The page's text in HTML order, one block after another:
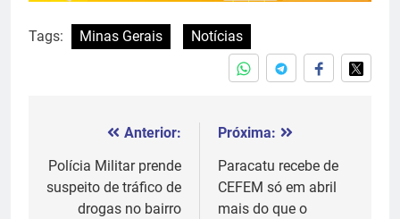
Tags: Minas Gerais Notícias
Navegação
de
Post
Anterior:
Polícia Militar prende
suspeito de tráfico de
drogas no bairro
Próxima:
Paracatu recebe de
CEFEM só em abril
mais do que o